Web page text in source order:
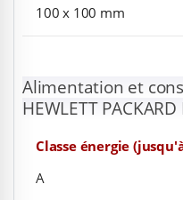
100 x 100 mm
Alimentation et
HEWLETT
Classe énergie
A